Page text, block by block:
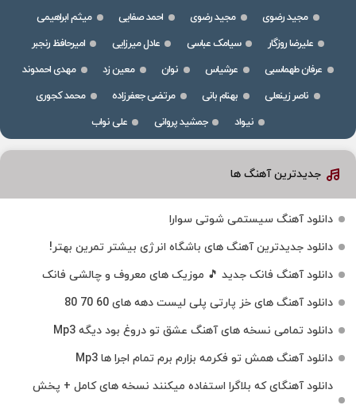
مجید رضوی
مجید رضوی احمد صفایی
میثم ابراهیمی
علیرضا روزگار
سیامک عباسی عادل میرزایی
امیرحافظ رنجبر
عرفان طهماسبی
عرشیاس نوان معین زد
مهدی احمدوند
ناصر زینعلی
بهنام بانی مرتضی جعفرزاده
محمد کجوری
نیواد
جمشید پروانی علی نواب
جدیدترین آهنگ ها
دانلود آهنگ سیستمی شوتی سوارا
دانلود جدیدترین آهنگ‌ های باشگاه انرژی بیشتر تمرین بهتر!
دانلود آهنگ فانک جدید 🎵 موزیک‌ های معروف و چالشی فانک
دانلود آهنگ های خز پارتی پلی لیست دهه های 60 70 80
دانلود تمامی نسخه های آهنگ عشق تو دروغ بود دیگه Mp3
دانلود آهنگ همش تو فکرمه بزارم برم تمام اجرا ها Mp3
دانلود آهنگای که بلاگرا استفاده میکنند نسخه های کامل + پخش